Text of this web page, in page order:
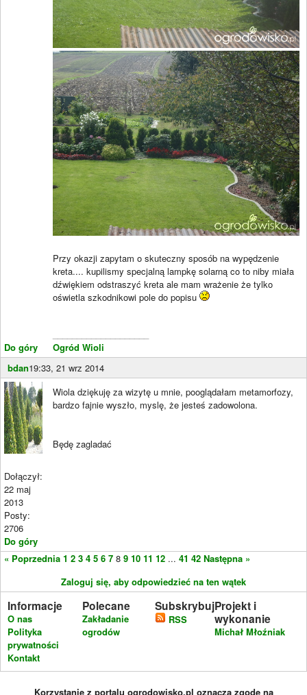
Do góry
Przy okazji zapytam o skuteczny sposób na wypędzenie
kreta.... kupilismy specjalną lampkę solarną co to niby miała
dźwiękiem odstraszyć kreta ale mam wrażenie że tylko
oświetla szkodnikowi pole do popisu
Ogród Wioli
bdan19:33, 21 wrz 2014
Dołączył:
22 maj
2013
Posty:
2706
Do góry
Wiola dziękuję za wizytę u mnie, pooglądałam metamorfozy,
bardzo fajnie wyszło, myslę, że jesteś zadowolona.
Będę zagladać
« Poprzednia 1 2 3 4 5 6 7 8 9 10 11 12 ... 41 42 Następna »
Zaloguj się, aby odpowiedzieć na ten wątek
Informacje
O nas
Polityka
prywatności
Kontakt
Polecane
Zakładanie
ogrodów
Subskrybuj
RSS
Projekt i
wykonanie
Michał Młoźniak
Korzystanie z portalu ogrodowisko.pl oznacza zgodę na